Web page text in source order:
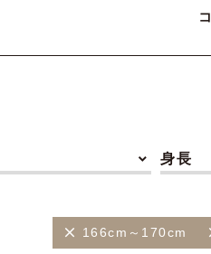
身長
166cm～170cm